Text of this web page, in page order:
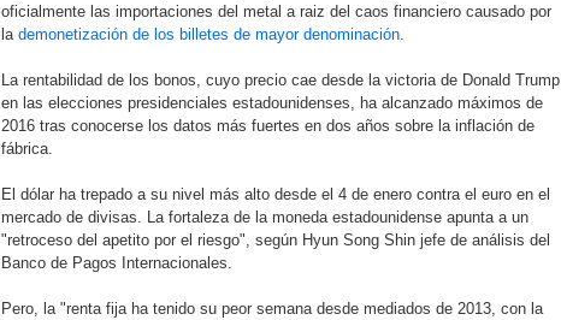
oficialmente las importaciones del metal a raiz del caos financiero causado por
la demonetización de los billetes de mayor denominación.
La rentabilidad de los bonos, cuyo precio cae desde la victoria de Donald Trump
en las elecciones presidenciales estadounidenses, ha alcanzado máximos de
2016 tras conocerse los datos más fuertes en dos años sobre la inflación de
fábrica.
El dólar ha trepado a su nivel más alto desde el 4 de enero contra el euro en el
mercado de divisas. La fortaleza de la moneda estadounidense apunta a un
"retroceso del apetito por el riesgo", según Hyun Song Shin jefe de análisis del
Banco de Pagos Internacionales.
Pero, la "renta fija ha tenido su peor semana desde mediados de 2013, con la